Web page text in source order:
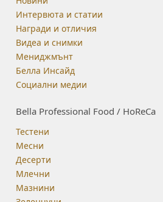
Интервюта и статии
Награди и отличия
Видеа и снимки
Мениджмънт
Белла Инсайд
Социални медии
Bella Professional Food / HoReCa
Тестени
Месни
Десерти
Млечни
Мазнини